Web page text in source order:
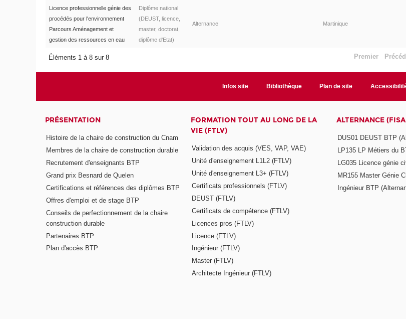
Licence professionnelle génie des
procédés pour l'environnement
Parcours Aménagement et
gestion des ressources en eau
Diplôme national
(DEUST, licence,
master, doctorat,
diplôme d'Etat)
Alternance Martinique
Éléments 1 à 8 sur 8 Premier
Infos site Bibliothèque Plan de site
PRÉSENTATION
Histoire de la chaire de construction du Cnam
Membres de la chaire de construction durable
Recrutement d'enseignants BTP
Grand prix Besnard de Quelen
Certifications et références des diplômes BTP
Offres d'emploi et de stage BTP
Conseils de perfectionnement de la chaire
construction durable
Partenaires BTP
Plan d'accès BTP
FORMATION TOUT AU LONG DE LA
VIE (FTLV)
Validation des acquis (VES, VAP, VAE)
Unité d'enseignement L1L2 (FTLV)
Unité d'enseignement L3+ (FTLV)
Certificats professionnels (FTLV)
DEUST (FTLV)
Certificats de compétence (FTLV)
Licences pros (FTLV)
Licence (FTLV)
Ingénieur (FTLV)
Master (FTLV)
Architecte Ingénieur (FTLV)
ALTERNANCE
DUS01 DEUST BTP
LP135 LP Métiers du
LG035 Licence génie
MR155 Master Génie
Ingénieur BTP